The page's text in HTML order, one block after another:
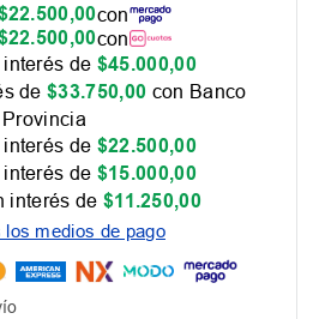
22.500,00con
22.500,00con
de $45.000,00
de$33.750,00 con Banco
Provincia
de $22.500,00
de $15.000,00
interés de $11.250,00
los medios de pago